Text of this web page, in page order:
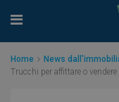
Home News
Trucchi per affittare o